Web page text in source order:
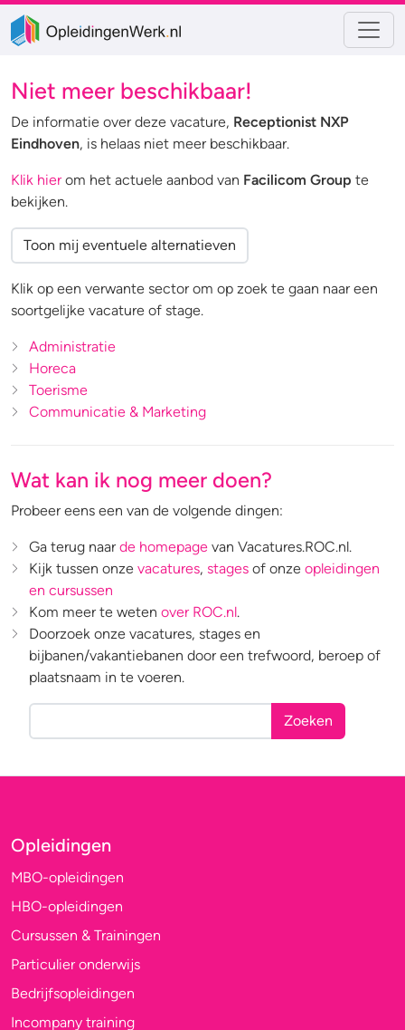
Niet meer beschikbaar!
De informatie over deze vacature, Receptionist NXP
Eindhoven, is helaas niet meer beschikbaar.
Klik hierom het actuele aanbod van Facilicom Group te
bekijken.
Toon mij eventuele alternatieven
Klik op een verwante sector om op zoek te gaan naar een
soortgelijke vacature of stage.
Administratie
Horeca
Toerisme
Communicatie & Marketing
Wat kan ik nog meer doen?
Probeer eens een van de volgende dingen:
Ga terug naar de homepage van Vacatures.ROC.nl.
Kijk tussen onze vacatures, stages of onze opleidingen
en cursussen
Kom meer te weten over ROC.nl.
Doorzoek onze vacatures, stages en
bijbanen/vakantiebanen door een trefwoord, beroep of
plaatsnaam in te voeren.
Zoeken
Opleidingen
MBO-opleidingen
HBO-opleidingen
Cursussen & Trainingen
Particulier onderwijs
Bedrijfsopleidingen
Incompany training